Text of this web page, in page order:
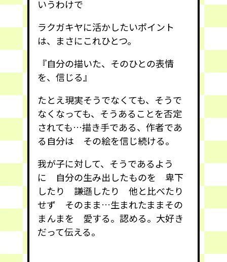
いうわけで
ラクガキヤに活かしたいポイント
は、まさにこれひとつ。
『自分の描いた、そのひとの表情
を、信じる』
たとえ現実そうでなくても、そうで
なくなっても、そうあることを否定
されても…描き手である、作者であ
る自分は その絵を信じ続ける。
我が子に対して、そうであるよう
に 自分の生み出したものを 卑下
したり 謙遜したり 他と比べたり
せず そのまま…生まれたままその
まんまを 愛する。認める。大好き
だって伝える。